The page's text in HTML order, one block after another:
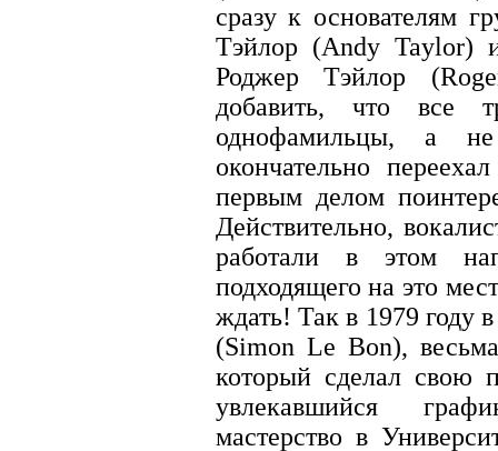
сразу к основателям
Тэйлор (Andy Taylor)
Роджер Тэйлор
добавить, что все
однофамильцы, а
окончательно
первым делом
Действительно,
работали в этом
подходящего на это
ждать! Так в 1979 году
(Simon Le Bon),
который сделал свою
увлекавшийся
мастерство в